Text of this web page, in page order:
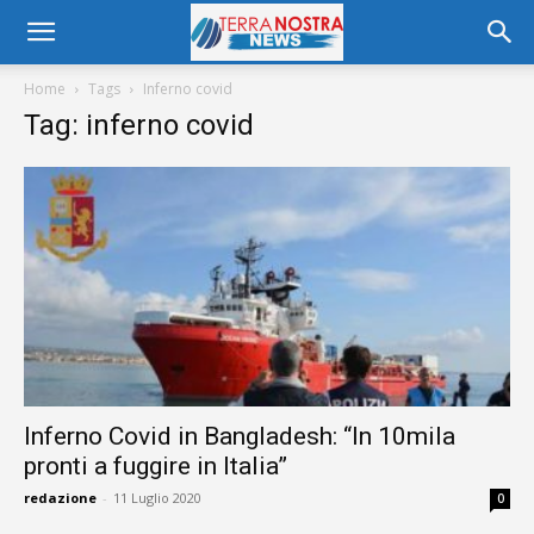
Home Tags Inferno covid
Tag: inferno covid
Inferno Covid in Bangladesh: “In 10mila
pronti a fuggire in Italia”
redazione - 11 Luglio 2020 0